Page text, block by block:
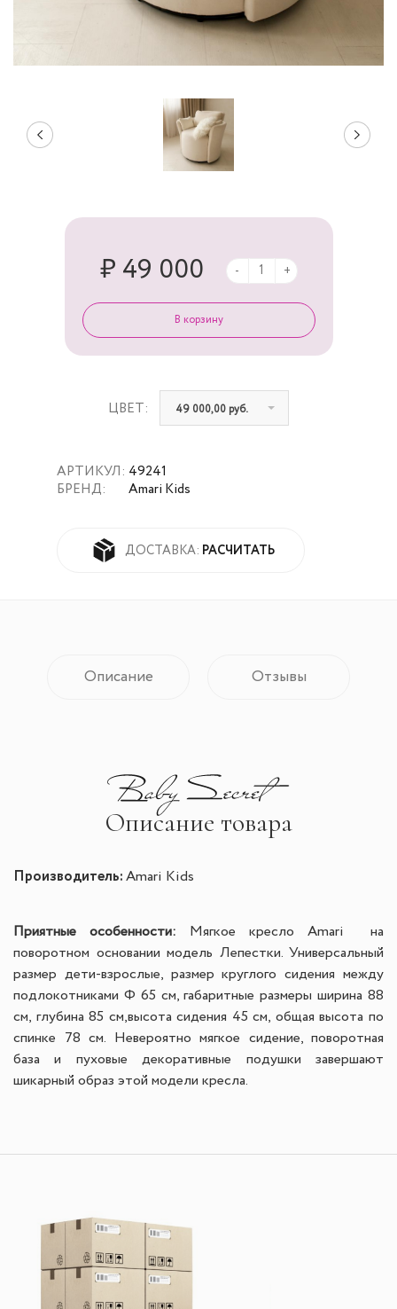
АРТИКУЛ:
БРЕНД:
49241
Amari Kids
ДОСТАВКА: РАСЧИТАТЬ
ЦВЕТ: 49 000,00 руб.
₽ 49 000 - +
Описание Отзывы
Описание товара
Производитель: Amari Kids
Приятные особенности:
Мягкое кресло Amari на
поворотном основании модель Лепестки. Универсальный
размер дети-взрослые, размер круглого сидения между
подлокотниками Ф 65 см, габаритные размеры ширина 88
см, глубина 85 см,высота сидения 45 см, общая высота по
спинке 78 см. Невероятно мягкое сидение, поворотная
база и пуховые декоративные подушки завершают
шикарный образ этой модели кресла.